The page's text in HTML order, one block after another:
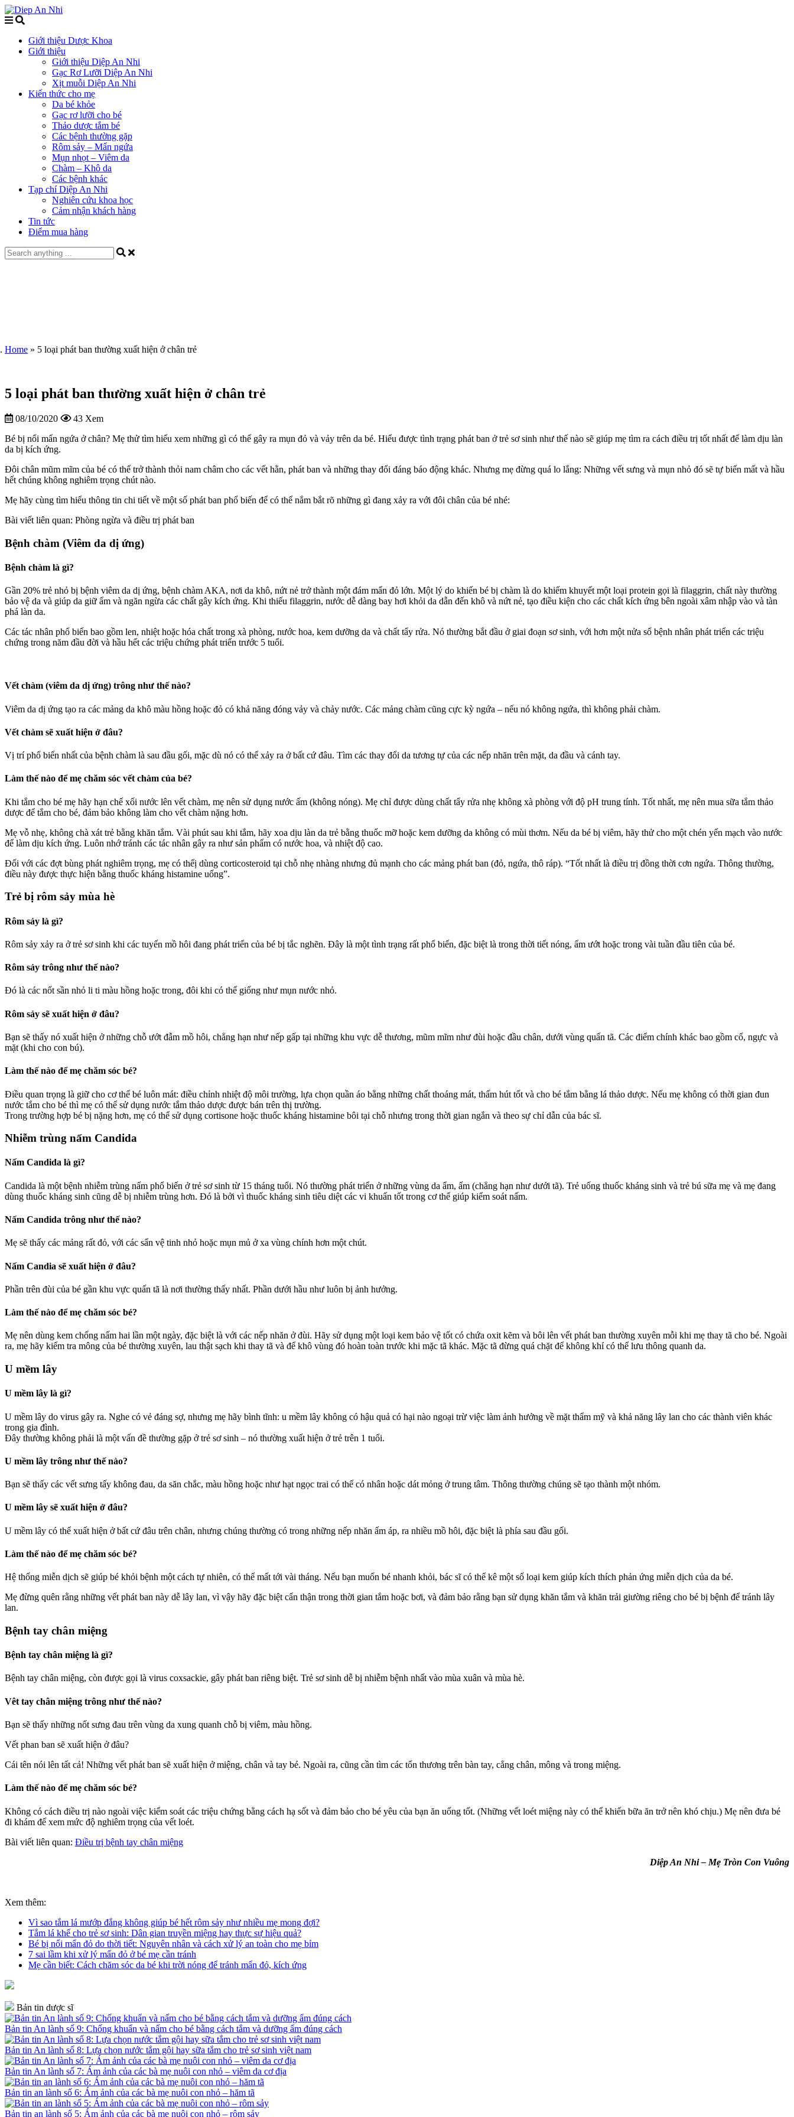
Giới thiệu Dược Khoa
Giới thiệu
Giới thiệu Diệp An Nhi
Gạc Rơ Lưỡi Diệp An Nhi
Xịt muỗi Diệp An Nhi
Kiến thức cho mẹ
Da bé khỏe
Gạc rơ lưỡi cho bé
Thảo dược tắm bé
Các bệnh thường gặp
Rôm sảy – Mẩn ngứa
Mụn nhọt – Viêm da
Chàm – Khô da
Các bệnh khác
Tạp chí Diệp An Nhi
Nghiên cứu khoa học
Cảm nhận khách hàng
Tin tức
Điểm mua hàng
Home » 5 loại phát ban thường xuất hiện ở chân trẻ
5 loại phát ban thường xuất hiện ở chân trẻ
08/10/2020 43 Xem
Bé bị nổi mẩn ngứa ở chân? Mẹ thử tìm hiểu xem những gì có thể gây ra mụn đỏ và vảy trên da bé. Hiểu được tình trạng phát ban ở trẻ sơ sinh như thế nào sẽ giúp mẹ tìm ra cách điều trị tốt nhất để làm dịu làn
da bị kích ứng.
Đôi chân mũm mĩm của bé có thể trở thành thỏi nam châm cho các vết hằn, phát ban và những thay đổi đáng báo động khác. Nhưng mẹ đừng quá lo lắng: Những vết sưng và mụn nhỏ đó sẽ tự biến mất và hầu
hết chúng không nghiêm trọng chút nào.
Mẹ hãy cùng tìm hiểu thông tin chi tiết về một số phát ban phổ biến để có thể nắm bắt rõ những gì đang xảy ra với đôi chân của bé nhé:
Bài viết liên quan: Phòng ngừa và điều trị phát ban
Bệnh chàm (Viêm da dị ứng)
Bệnh chàm là gì?
Gần 20% trẻ nhỏ bị bệnh viêm da dị ứng, bệnh chàm AKA, nơi da khô, nứt nẻ trở thành một đám mẩn đỏ lớn. Một lý do khiến bé bị chàm là do khiếm khuyết một loại protein gọi là filaggrin, chất này thường
bảo vệ da và giúp da giữ ẩm và ngăn ngừa các chất gây kích ứng. Khi thiếu filaggrin, nước dễ dàng bay hơi khỏi da dẫn đến khô và nứt nẻ, tạo điều kiện cho các chất kích ứng bên ngoài xâm nhập vào và tàn
phá làn da.
Các tác nhân phổ biến bao gồm len, nhiệt hoặc hóa chất trong xà phòng, nước hoa, kem dưỡng da và chất tẩy rửa. Nó thường bắt đầu ở giai đoạn sơ sinh, với hơn một nửa số bệnh nhân phát triển các triệu
chứng trong năm đầu đời và hầu hết các triệu chứng phát triển trước 5 tuổi.
Vết chàm (viêm da dị ứng) trông như thế nào?
Viêm da dị ứng tạo ra các mảng da khô màu hồng hoặc đỏ có khả năng đóng vảy và chảy nước. Các mảng chàm cũng cực kỳ ngứa – nếu nó không ngứa, thì không phải chàm.
Vết chàm sẽ xuất hiện ở đâu?
Vị trí phổ biến nhất của bệnh chàm là sau đầu gối, mặc dù nó có thể xảy ra ở bất cứ đâu. Tìm các thay đổi da tương tự của các nếp nhăn trên mặt, da đầu và cánh tay.
Làm thế nào để mẹ chăm sóc vết chàm của bé?
Khi tắm cho bé mẹ hãy hạn chế xối nước lên vết chàm, mẹ nên sử dụng nước ấm (không nóng). Mẹ chỉ được dùng chất tẩy rửa nhẹ không xà phòng với độ pH trung tính. Tốt nhất, mẹ nên mua sữa tắm thảo
dược để tắm cho bé, đảm bảo không làm cho vết chàm nặng hơn.
Mẹ vỗ nhẹ, không chà xát trẻ bằng khăn tắm. Vài phút sau khi tắm, hãy xoa dịu làn da trẻ bằng thuốc mỡ hoặc kem dưỡng da không có mùi thơm. Nếu da bé bị viêm, hãy thử cho một chén yến mạch vào nước
để làm dịu kích ứng. Luôn nhớ tránh các tác nhân gây ra như sản phẩm có nước hoa, và nhiệt độ cao.
Đối với các đợt bùng phát nghiêm trọng, mẹ có thểị dùng corticosteroid tại chỗ nhẹ nhàng nhưng đủ mạnh cho các mảng phát ban (đỏ, ngứa, thô ráp). “Tốt nhất là điều trị đồng thời cơn ngứa. Thông thường,
điều này được thực hiện bằng thuốc kháng histamine uống”.
Trẻ bị rôm sảy mùa hè
Rôm sảy là gì?
Rôm sảy xảy ra ở trẻ sơ sinh khi các tuyến mồ hôi đang phát triển của bé bị tắc nghẽn. Đây là một tình trạng rất phổ biến, đặc biệt là trong thời tiết nóng, ẩm ướt hoặc trong vài tuần đầu tiên của bé.
Rôm sảy trông như thế nào?
Đó là các nốt sần nhỏ li ti màu hồng hoặc trong, đôi khi có thể giống như mụn nước nhỏ.
Rôm sảy sẽ xuất hiện ở đâu?
Bạn sẽ thấy nó xuất hiện ở những chỗ ướt đẫm mồ hôi, chẳng hạn như nếp gấp tại những khu vực dễ thương, mũm mĩm như đùi hoặc đầu chân, dưới vùng quấn tã. Các điểm chính khác bao gồm cổ, ngực và
mặt (khi cho con bú).
Làm thế nào để mẹ chăm sóc bé?
Điều quan trọng là giữ cho cơ thể bé luôn mát: điều chỉnh nhiệt độ môi trường, lựa chọn quần áo bằng những chất thoáng mát, thấm hút tốt và cho bé tắm bằng lá thảo dược. Nếu mẹ không có thời gian đun
nước tắm cho bé thì mẹ có thể sử dụng nước tắm thảo dược được bán trên thị trường.
Trong trường hợp bé bị nặng hơn, mẹ có thể sử dụng cortisone hoặc thuốc kháng histamine bôi tại chỗ nhưng trong thời gian ngắn và theo sự chỉ dẫn của bác sĩ.
Nhiễm trùng nấm Candida
Nấm Candida là gì?
Candida là một bệnh nhiễm trùng nấm phổ biến ở trẻ sơ sinh từ 15 tháng tuổi. Nó thường phát triển ở những vùng da ẩm, ấm (chẳng hạn như dưới tã). Trẻ uống thuốc kháng sinh và trẻ bú sữa mẹ và mẹ đang
dùng thuốc kháng sinh cũng dễ bị nhiễm trùng hơn. Đó là bởi vì thuốc kháng sinh tiêu diệt các vi khuẩn tốt trong cơ thể giúp kiểm soát nấm.
Nấm Candida trông như thế nào?
Mẹ sẽ thấy các mảng rất đỏ, với các sẩn vệ tinh nhỏ hoặc mụn mủ ở xa vùng chính hơn một chút.
Nấm Candia sẽ xuất hiện ở đâu?
Phần trên đùi của bé gần khu vực quấn tã là nơi thường thấy nhất. Phần dưới hầu như luôn bị ảnh hưởng.
Làm thế nào để mẹ chăm sóc bé?
Mẹ nên dùng kem chống nấm hai lần một ngày, đặc biệt là với các nếp nhăn ở đùi. Hãy sử dụng một loại kem bảo vệ tốt có chứa oxit kẽm và bôi lên vết phát ban thường xuyên mỗi khi mẹ thay tã cho bé. Ngoài
ra, mẹ hãy kiểm tra mông của bé thường xuyên, lau thật sạch khi thay tã và để khô vùng đó hoàn toàn trước khi mặc tã khác. Mặc tã đừng quá chặt để không khí có thể lưu thông quanh da.
U mềm lây
U mềm lây là gì?
U mềm lây do virus gây ra. Nghe có vẻ đáng sợ, nhưng mẹ hãy bình tĩnh: u mềm lây không có hậu quả có hại nào ngoại trừ việc làm ảnh hưởng về mặt thẩm mỹ và khả năng lây lan cho các thành viên khác
trong gia đình.
Đây thường không phải là một vấn đề thường gặp ở trẻ sơ sinh – nó thường xuất hiện ở trẻ trên 1 tuổi.
U mềm lây trông như thế nào?
Bạn sẽ thấy các vết sưng tấy không đau, da săn chắc, màu hồng hoặc như hạt ngọc trai có thể có nhân hoặc dát mỏng ở trung tâm. Thông thường chúng sẽ tạo thành một nhóm.
U mềm lây sẽ xuất hiện ở đâu?
U mềm lây có thể xuất hiện ở bất cứ đâu trên chân, nhưng chúng thường có trong những nếp nhăn ấm áp, ra nhiều mồ hôi, đặc biệt là phía sau đầu gối.
Làm thế nào để mẹ chăm sóc bé?
Hệ thống miễn dịch sẽ giúp bé khỏi bệnh một cách tự nhiên, có thể mất tới vài tháng. Nếu bạn muốn bé nhanh khỏi, bác sĩ có thể kê một số loại kem giúp kích thích phản ứng miễn dịch của da bé.
Mẹ đừng quên rằng những vết phát ban này dễ lây lan, vì vậy hãy đặc biệt cẩn thận trong thời gian tắm hoặc bơi, và đảm bảo rằng bạn sử dụng khăn tắm và khăn trải giường riêng cho bé bị bệnh để tránh lây
lan.
Bệnh tay chân miệng
Bệnh tay chân miệng là gì?
Bệnh tay chân miệng, còn được gọi là virus coxsackie, gây phát ban riêng biệt. Trẻ sơ sinh dễ bị nhiễm bệnh nhất vào mùa xuân và mùa hè.
Vêt tay chân miệng trông như thế nào?
Bạn sẽ thấy những nốt sưng đau trên vùng da xung quanh chỗ bị viêm, màu hồng.
Vết phan ban sẽ xuất hiện ở đâu?
Cái tên nói lên tất cả! Những vết phát ban sẽ xuất hiện ở miệng, chân và tay bé. Ngoài ra, cũng cần tìm các tổn thương trên bàn tay, cẳng chân, mông và trong miệng.
Làm thế nào để mẹ chăm sóc bé?
Không có cách điều trị nào ngoài việc kiểm soát các triệu chứng bằng cách hạ sốt và đảm bảo cho bé yêu của bạn ăn uống tốt. (Những vết loét miệng này có thể khiến bữa ăn trở nên khó chịu.) Mẹ nên đưa bé
đi khám để xem mức độ nghiêm trọng của vết loét.
Bài viết liên quan: Điều trị bệnh tay chân miệng
Diệp An Nhi – Mẹ Tròn Con Vuông
Xem thêm:
Vì sao tắm lá mướp đắng không giúp bé hết rôm sảy như nhiều mẹ mong đợi?
Tắm lá khế cho trẻ sơ sinh: Dân gian truyền miệng hay thực sự hiệu quả?
Bé bị nổi mẩn đỏ do thời tiết: Nguyên nhân và cách xử lý an toàn cho mẹ bỉm
7 sai lầm khi xử lý mẩn đỏ ở bé mẹ cần tránh
Mẹ cần biết: Cách chăm sóc da bé khi trời nóng để tránh mẩn đỏ, kích ứng
Bản tin dược sĩ
Bản tin An lành số 9: Chống khuẩn và nấm cho bé bằng cách tắm và dưỡng ẩm đúng cách
Bản tin An lành số 8: Lựa chọn nước tắm gội hay sữa tắm cho trẻ sơ sinh việt nam
Bản tin An lành số 7: Ám ảnh của các bà mẹ nuôi con nhỏ – viêm da cơ địa
Bản tin an lành số 6: Ám ảnh của các bà mẹ nuôi con nhỏ – hăm tã
Bản tin an lành số 5: Ám ảnh của các bà mẹ nuôi con nhỏ – rôm sảy